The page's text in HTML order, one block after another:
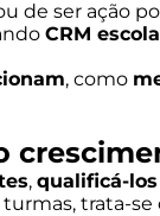
de ser ação
CRM
, como
, qualificá-los
trata-se